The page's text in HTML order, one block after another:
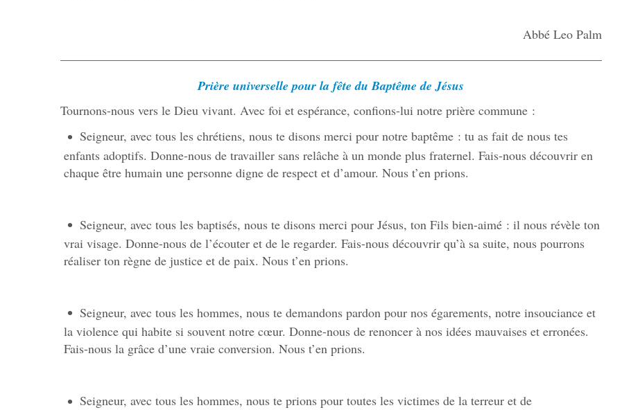
Abbé Leo Palm
Prière universelle pour la fête du Baptême de Jésus
Tournons-nous vers le Dieu vivant. Avec foi et espérance, confions-lui notre prière commune :
Seigneur, avec tous les chrétiens, nous te disons merci pour notre baptême : tu as fait de nous tes
enfants adoptifs. Donne-nous de travailler sans relâche à un monde plus fraternel. Fais-nous découvrir en
chaque être humain une personne digne de respect et d’amour. Nous t’en prions.
Seigneur, avec tous les baptisés, nous te disons merci pour Jésus, ton Fils bien-aimé : il nous révèle ton
vrai visage. Donne-nous de l’écouter et de le regarder. Fais-nous découvrir qu’à sa suite, nous pourrons
réaliser ton règne de justice et de paix. Nous t’en prions.
Seigneur, avec tous les hommes, nous te demandons pardon pour nos égarements, notre insouciance et
la violence qui habite si souvent notre cœur. Donne-nous de renoncer à nos idées mauvaises et erronées.
Fais-nous la grâce d’une vraie conversion. Nous t’en prions.
Seigneur, avec tous les hommes, nous te prions pour toutes les victimes de la terreur et de